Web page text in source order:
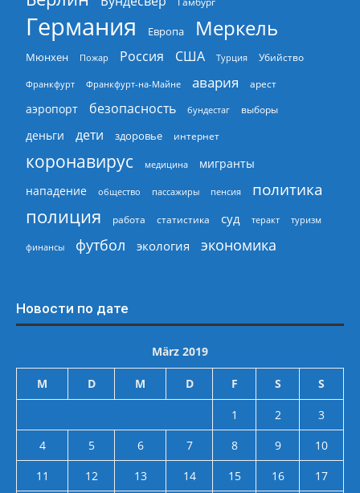
Германия Европа Меркель
Мюнхен Пожар Россия США Турция Убийство
Франкфурт Франкфурт-на-Майне авария арест
аэропорт безопасность бундестаг выборы
деньги дети здоровье интернет
коронавирус медицина
мигранты
нападение
общество пассажиры пенсия политика
полиция работа статистика суд теракт туризм
финансы футбол экология экономика
Новости по дате
März 2019
M D M D F S S
1 2
3
4
5 6 7 8 9
10
11
12 13 14 15 16 17